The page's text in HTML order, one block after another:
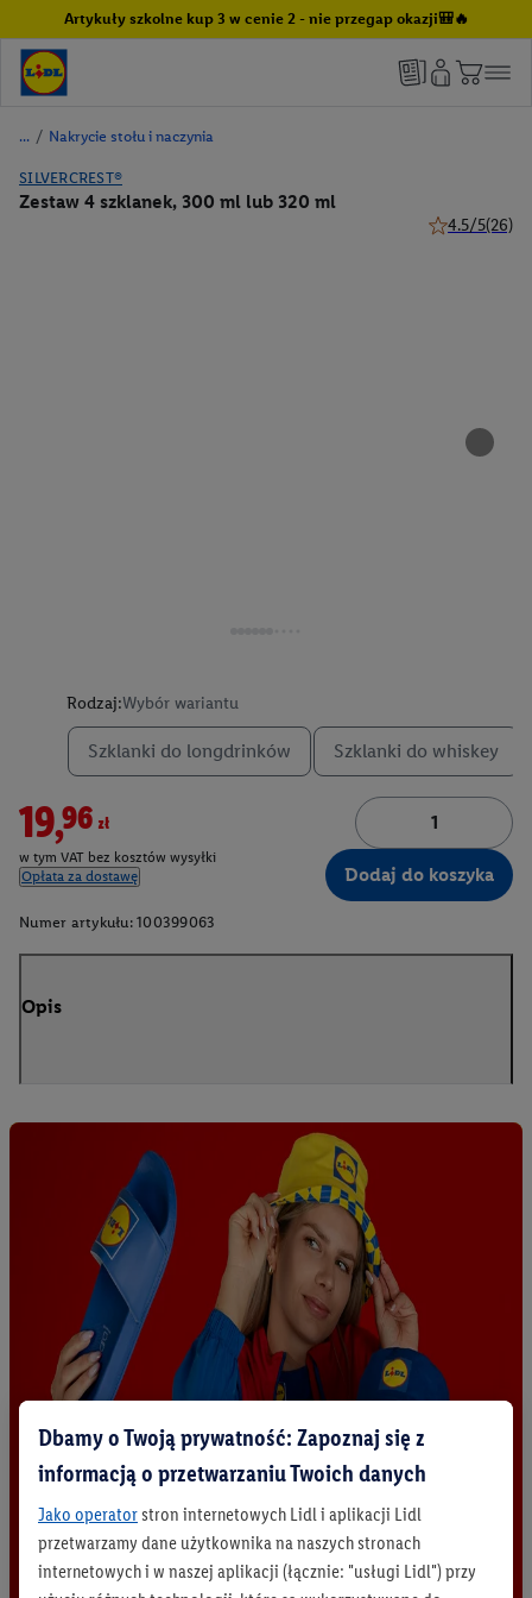
Artykuły szkolne kup 3 w cenie 2 - nie przegap okazji🎒🔥
/ Nakrycie stołu i naczynia
SILVERCREST®
Zestaw 4 szklanek, 300 ml lub 320 ml
4.5/5(26)
Rodzaj:Wybór wariantu
Szklanki do longdrinków Szklanki do whiskey
19,96zł
w tym VAT bez kosztów wysyłki
Opłata za dostawę
Dodaj do koszyka
Numer artykułu: 100399063
Opis
Dbamy o Twoją prywatność: Zapoznaj się z
informacją o przetwarzaniu Twoich danych
Jako operatorstron internetowych Lidl i aplikacji Lidl
przetwarzamy dane użytkownika na naszych stronach
internetowych i w naszej aplikacji (łącznie: "usługi Lidl") przy